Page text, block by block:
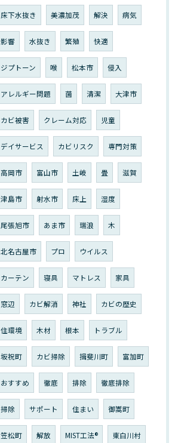
床下水抜き 美濃加茂 解決 病気
影響 水抜き 繁殖 快適
ジプトーン 喉 松本市 侵入
アレルギー問題 菌 清潔 大津市
カビ被害 クレーム対応 児童
デイサービス カビリスク 専門対策
高岡市 富山市 土岐 畳 滋賀
津島市 射水市 床上 湿度
尾張旭市 あま市 瑞浪 木
北名古屋市 プロ ウイルス
カーテン 寝具 マトレス 家具
窓辺 カビ解消 神社 カビの歴史
住環境 木材 根本 トラブル
坂祝町 カビ掃除 揖斐川町 富加町
おすすめ 徹底 排除 徹底排除
掃除 サポート 住まい 御嵩町
笠松町 解放 MIST工法®︎ 東白川村